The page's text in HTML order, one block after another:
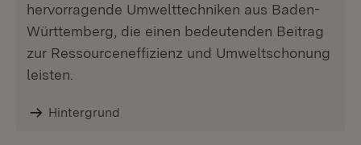
hervorragende Umwelttechniken aus Baden-
Württemberg, die einen bedeutenden Beitrag
zur Ressourceneffizienz und Umweltschonung
leisten.
Hintergrund